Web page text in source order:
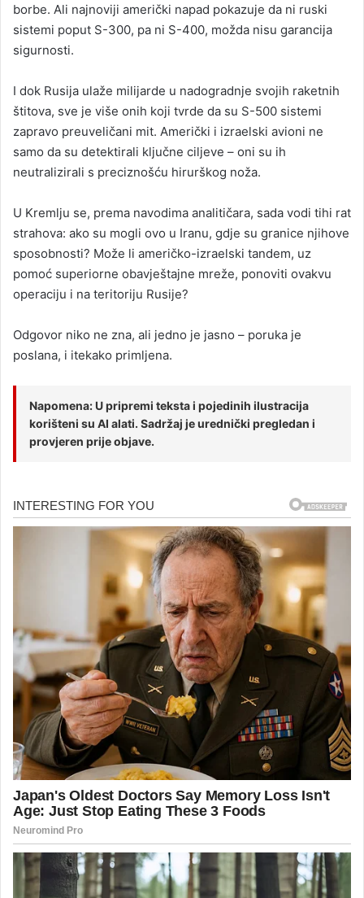
borbe. Ali najnoviji američki napad pokazuje da ni ruski
sistemi poput S-300, pa ni S-400, možda nisu garancija
sigurnosti.
I dok Rusija ulaže milijarde u nadogradnje svojih raketnih
štitova, sve je više onih koji tvrde da su S-500 sistemi
zapravo preuveličani mit. Američki i izraelski avioni ne
samo da su detektirali ključne ciljeve – oni su ih
neutralizirali s preciznošću hirurškog noža.
U Kremlju se, prema navodima analitičara, sada vodi tihi rat
strahova: ako su mogli ovo u Iranu, gdje su granice njihove
sposobnosti? Može li američko-izraelski tandem, uz
pomoć superiorne obavještajne mreže, ponoviti ovakvu
operaciju i na teritoriju Rusije?
Odgovor niko ne zna, ali jedno je jasno – poruka je
poslana, i itekako primljena.
Napomena: U pripremi teksta i pojedinih ilustracija
korišteni su AI alati. Sadržaj je urednički pregledan i
provjeren prije objave.